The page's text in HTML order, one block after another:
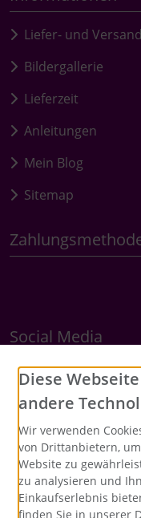
Liefer- und
Bildergallerie
Lieferzeit
Anleitungen
Mein Blog
Sitemap
Social Media
Diese
andere
Wir verwenden
von Drittanbietern,
Website zu
zu analysieren und
Einkaufserlebnis
finden Sie in unserer